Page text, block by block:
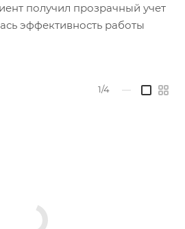
получил прозрачный учет
эффективность работы
1/4 —